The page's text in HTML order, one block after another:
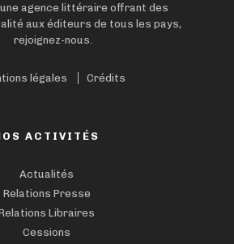
agence littéraire offrant des
aux éditeurs de tous les pays,
rejoignez-nous.
légales Crédits
ACTIVITÉS
Actualités
Relations Presse
Libraires
Cessions